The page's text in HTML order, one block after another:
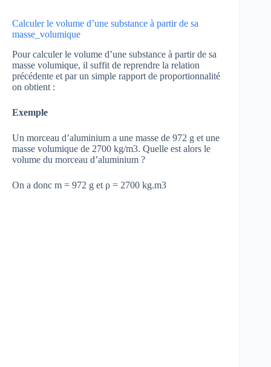
Calculer le volume d’une substance à partir de sa
masse_volumique
Pour calculer le volume d’une substance à partir de sa
masse volumique, il suffit de reprendre la relation
précédente et par un simple rapport de proportionnalité
on obtient :
Exemple
Un morceau d’aluminium a une masse de 972 g et une
masse volumique de 2700 kg/m3. Quelle est alors le
volume du morceau d’aluminium ?
On a donc m = 972 g et ρ = 2700 kg.m3